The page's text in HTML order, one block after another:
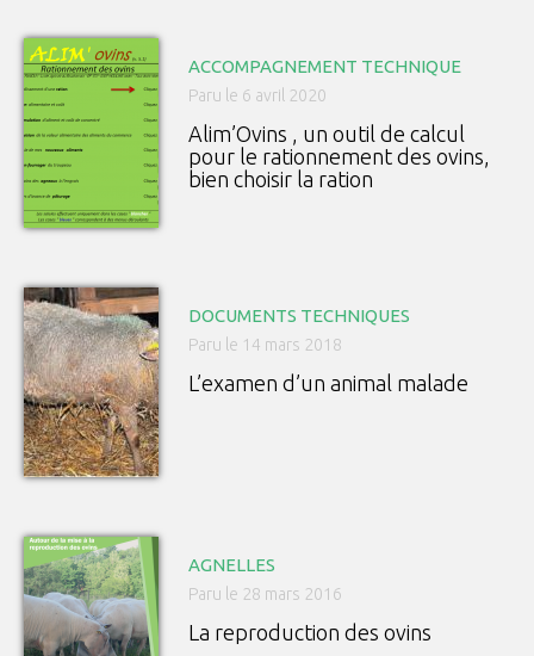
ACCOMPAGNEMENT TECHNIQUE
Paru le 6 avril 2020
Alim’Ovins , un outil de calcul
pour le rationnement des ovins,
bien choisir la ration
DOCUMENTS TECHNIQUES
Paru le 14 mars 2018
L’examen d’un animal malade
AGNELLES
Paru le 28 mars 2016
La reproduction des ovins